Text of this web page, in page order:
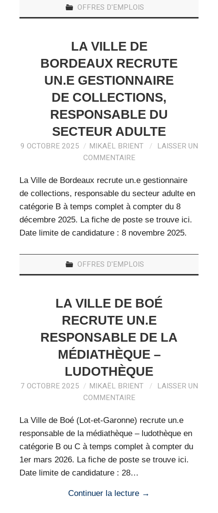
OFFRES D'EMPLOIS
LA VILLE DE
BORDEAUX RECRUTE
UN.E GESTIONNAIRE
DE COLLECTIONS,
RESPONSABLE DU
SECTEUR ADULTE
9 OCTOBRE 2025 MIKAËL BRIENT
LAISSER UN
COMMENTAIRE
La Ville de Bordeaux recrute un.e gestionnaire
de collections, responsable du secteur adulte en
catégorie B à temps complet à compter du 8
décembre 2025. La fiche de poste se trouve ici.
Date limite de candidature : 8 novembre 2025.
OFFRES D'EMPLOIS
LA VILLE DE BOÉ
RECRUTE UN.E
RESPONSABLE DE LA
MÉDIATHÈQUE –
LUDOTHÈQUE
7 OCTOBRE 2025 MIKAËL BRIENT
LAISSER UN
COMMENTAIRE
La Ville de Boé (Lot-et-Garonne) recrute un.e
responsable de la médiathèque – ludothèque en
catégorie B ou C à temps complet à compter du
1er mars 2026. La fiche de poste se trouve ici.
Date limite de candidature : 28…
Continuer la lecture →